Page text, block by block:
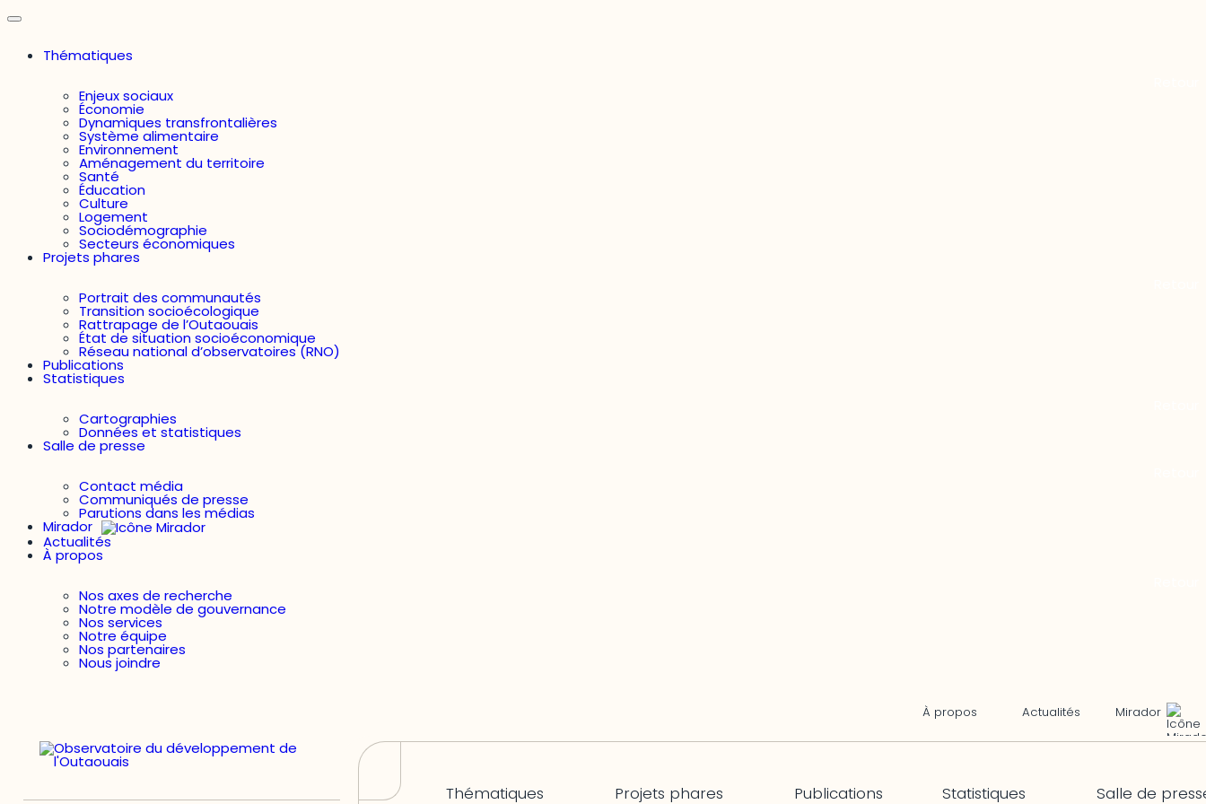
Thématiques
Enjeux sociaux
Économie
Dynamiques transfrontalières
Système alimentaire
Environnement
Aménagement du territoire
Santé
Éducation
Culture
Logement
Sociodémographie
Secteurs économiques
Projets phares
Portrait des communautés
Transition socioécologique
Rattrapage de l’Outaouais
État de situation socioéconomique
Réseau national d’observatoires (RNO)
Publications
Statistiques
Cartographies
Données et statistiques
Salle de presse
Contact média
Communiqués de presse
Parutions dans les médias
Mirador
Actualités
À propos
Nos axes de recherche
Notre modèle de gouvernance
Nos services
Notre équipe
Nos partenaires
Nous joindre
À propos Actualités Mirador
Thématiques Projets phares Publications Statistiques Salle de